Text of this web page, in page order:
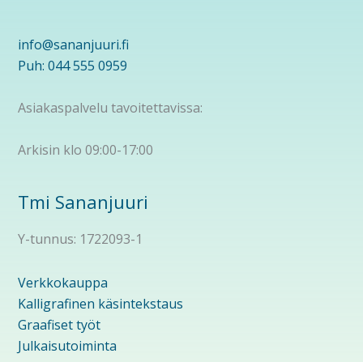
info@sananjuuri.fi
Puh: 044 555 0959
Asiakaspalvelu tavoitettavissa:
Arkisin klo 09:00-17:00
Tmi Sananjuuri
Y-tunnus: 1722093-1
Verkkokauppa
Kalligrafinen käsintekstaus
Graafiset työt
Julkaisutoiminta